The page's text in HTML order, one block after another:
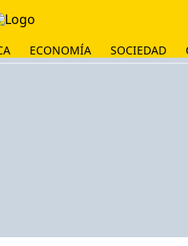
ECONOMÍA SOCIEDAD